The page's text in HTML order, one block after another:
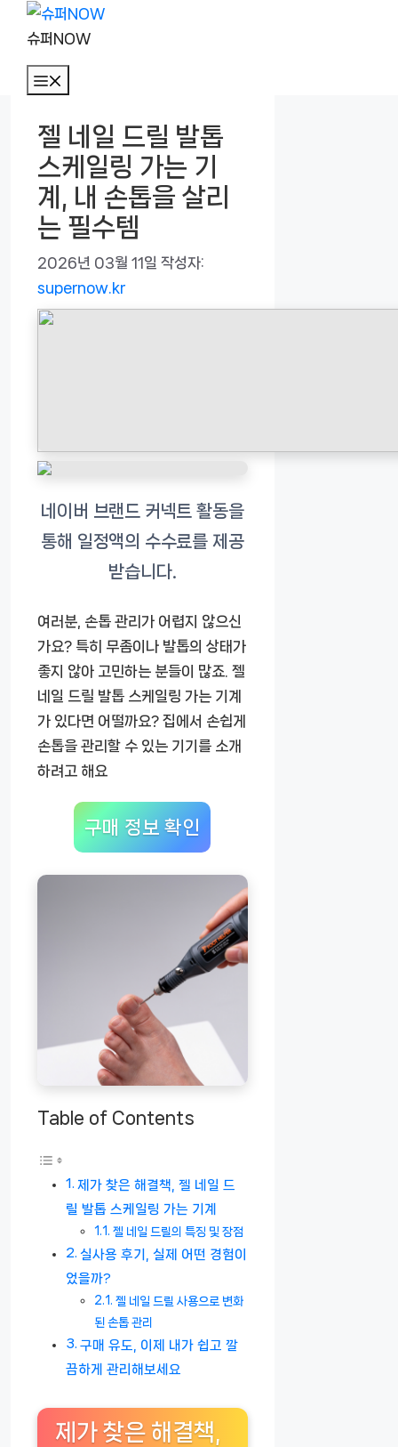
슈퍼NOW
젤 네일 드릴 발톱
스케일링 가는 기
계, 내 손톱을 살리
는 필수템
2026년 03월 11일 작성자:
supernow.kr
여러분, 손톱 관리가 어렵지 않으신
가요? 특히 무좀이나 발톱의 상태가
좋지 않아 고민하는 분들이 많죠. 젤
네일 드릴 발톱 스케일링 가는 기계
가 있다면 어떨까요? 집에서 손쉽게
손톱을 관리할 수 있는 기기를 소개
하려고 해요
구매 정보 확인
Table of Contents
제가 찾은 해결책, 젤 네일 드
릴 발톱 스케일링 가는 기계
젤 네일 드릴의 특징 및 장점
실사용 후기, 실제 어떤 경험이
었을까?
젤 네일 드릴 사용으로 변화
된 손톱 관리
구매 유도, 이제 내가 쉽고 깔
끔하게 관리해보세요
제가 찾은 해결책,